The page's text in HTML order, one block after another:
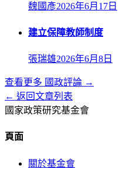
魏國彥2026年6月17日
建立保障教師制度
張瑞雄2026年6月8日
查看更多 國政評論 →
← 返回文章列表
國家政策研究基金會
頁面
關於基金會